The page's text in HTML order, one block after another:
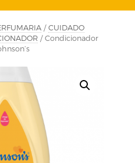
/ CUIDADO
/ Condicionador